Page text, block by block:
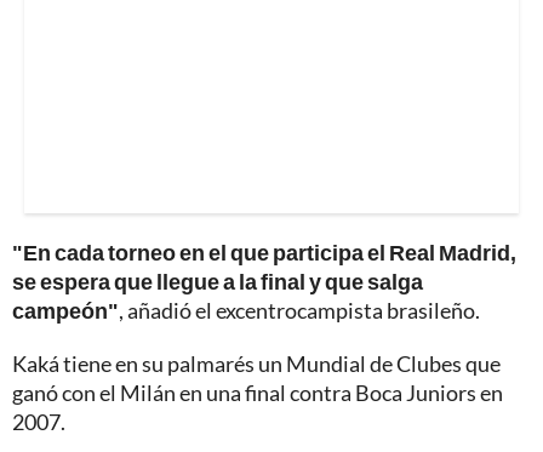
"En cada torneo en el que participa el Real Madrid,
se espera que llegue a la final y que salga
campeón", añadió el excentrocampista brasileño.
Kaká tiene en su palmarés un Mundial de Clubes que
ganó con el Milán en una final contra Boca Juniors en
2007.